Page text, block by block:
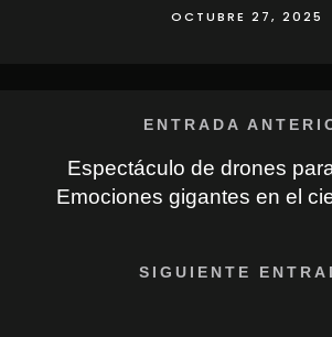
OCTUBRE 27, 2025
ENTRADA
Espectáculo de drones
Emociones gigantes en el
SIGUIENTE